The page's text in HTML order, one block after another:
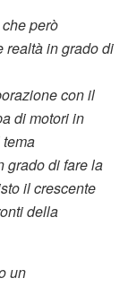
però
realtà in grado di
con il
di motori in
grado di fare la
il crescente
della
un